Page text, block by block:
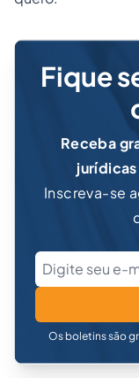
Fique
Receba
Inscreva-se
Os boletins são